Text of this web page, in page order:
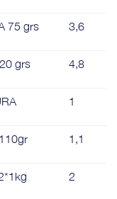
75 grs
3,6
grs
4,8
1
1,1
2